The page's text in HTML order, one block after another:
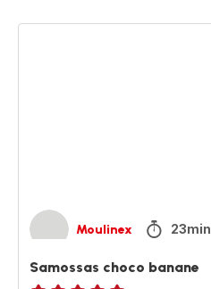
Moulinex 23min
Samossas choco banane